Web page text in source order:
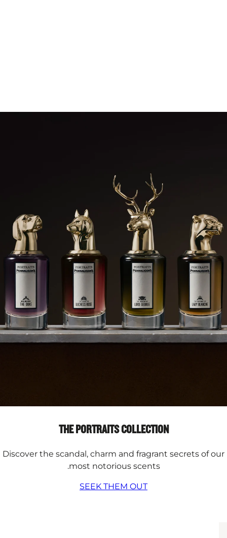
THE PORTRAITS COLLECTION
Discover the scandal, charm and fragrant secrets of our
most notorious scents.
SEEK THEM OUT